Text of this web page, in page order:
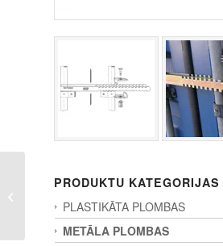
PRODUKTU KATEGORIJAS
PLASTIKĀTA PLOMBAS
METĀLA PLOMBAS